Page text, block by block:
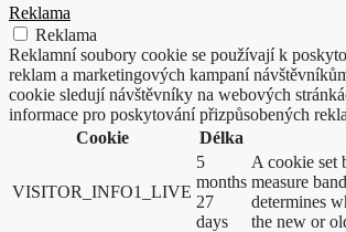
Reklama
Reklama
Reklamní soubory cookie se používají k
reklam a marketingových kampaní
cookie sledují návštěvníky na webových
informace pro poskytování přizpůsobených
Cookie
Délka
VISITOR_INFO1_LIVE
5
months
27
days
A cookie set
measure
determines
the new or